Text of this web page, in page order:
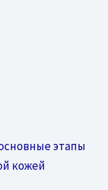
этапы
кожей